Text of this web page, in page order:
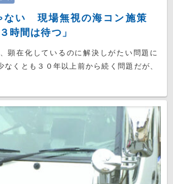
ない 現場無視の海コン施策
時間は待つ」
顕在化しているのに解決しがたい問題に
なくとも３０年以上前から続く問題だが、